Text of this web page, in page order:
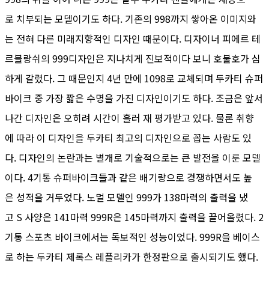
로 치부되는 모델이기도 하다. 기존의 998까지 쌓아온 이미지와
는 전혀 다른 미래지향적인 디자인 때문이다. 디자이너 피에르 테
르블랑쉬의 999디자인은 지나치게 진보적이다 보니 호불호가 심
하게 갈렸다. 그 때문인지 4년 만에 1098로 교체되며 두카티 슈퍼
바이크 중 가장 짧은 수명을 가진 디자인이기도 하다. 조금은 앞서
나간 디자인은 오히려 시간이 흘러 재 평가받고 있다. 물론 취향
에 따라 이 디자인을 두카티 최고의 디자인으로 꼽는 사람도 있
다. 디자인의 논란과는 별개로 기술적으로는 큰 발전을 이룬 모델
이다. 4기통 슈퍼바이크들과 같은 배기량으로 경쟁하면서도 높
은 성적을 거두었다. 노멀 모델인 999가 138마력의 출력을 냈
고 S 사양은 141마력 999R은 145마력까지 출력을 끌어올렸다. 2
기통 스포츠 바이크에서는 독보적인 성능이었다. 999R을 베이스
로 하는 두카티 제록스 레플리카가 한정판으로 출시되기도 했다.